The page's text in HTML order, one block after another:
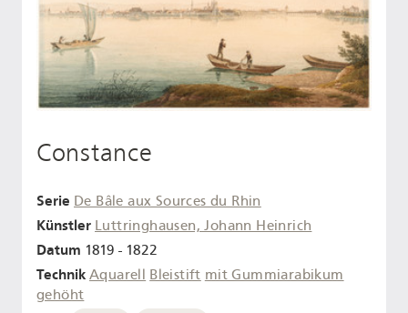
Constance
Serie De Bâle aux Sources du Rhin
Künstler Luttringhausen, Johann Heinrich
Datum 1819 - 1822
Technik Aquarell Bleistift mit Gummiarabikum
gehöht